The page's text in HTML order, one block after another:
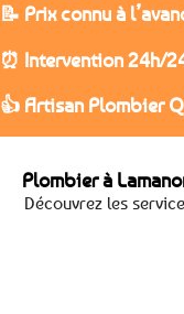
📝 Prix connu à
⏰ Intervention 24h/
👍 Artisan Plombier
Plombier à
Découvrez les